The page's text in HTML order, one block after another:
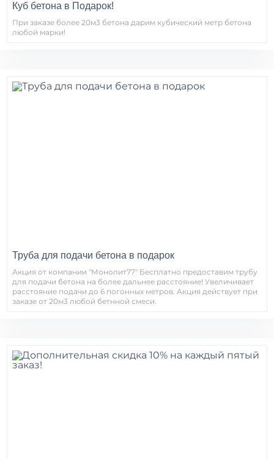
Куб бетона в Подарок!
При заказе более 20м3 бетона дарим кубический метр бетона
любой марки!
Труба для подачи бетона в подарок
Акция от компании "Монолит77" Бесплатно предоставим трубу
для подачи бетона на более дальнее расстояние! Увеличивает
расстояние подачи до 6 погонных метров. Акция действует при
заказе от 20м3 любой бетнной смеси.